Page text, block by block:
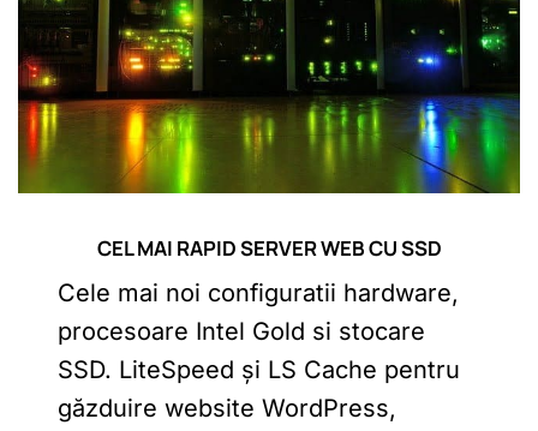
CEL MAI RAPID SERVER WEB CU SSD
Cele mai noi configuratii hardware,
procesoare Intel Gold si stocare
SSD. LiteSpeed și LS Cache pentru
găzduire website WordPress,